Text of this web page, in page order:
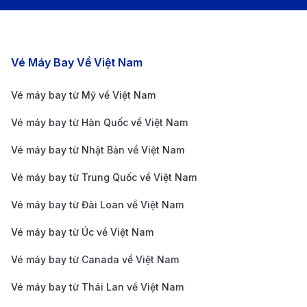
Tigerair Taiwan 7.079.699
Tigerair Taiwan 8.424.056
China Eastern 20.334.234
China Eastern 22.303.072
Juneyao Airlines 23.232.801
6.638.964
Các chặng bay nổi bật
Vé Máy Bay Về Việt Nam
Vé máy bay từ Mỹ về Việt Nam
Vé máy bay từ Hàn Quốc về Việt Nam
Vé máy bay từ Nhật Bản về Việt Nam
Vé máy bay từ Trung Quốc về Việt Nam
Vé máy bay từ Đài Loan về Việt Nam
Vé máy bay từ Úc về Việt Nam
Vé máy bay từ Canada về Việt Nam
Vé máy bay từ Thái Lan về Việt Nam